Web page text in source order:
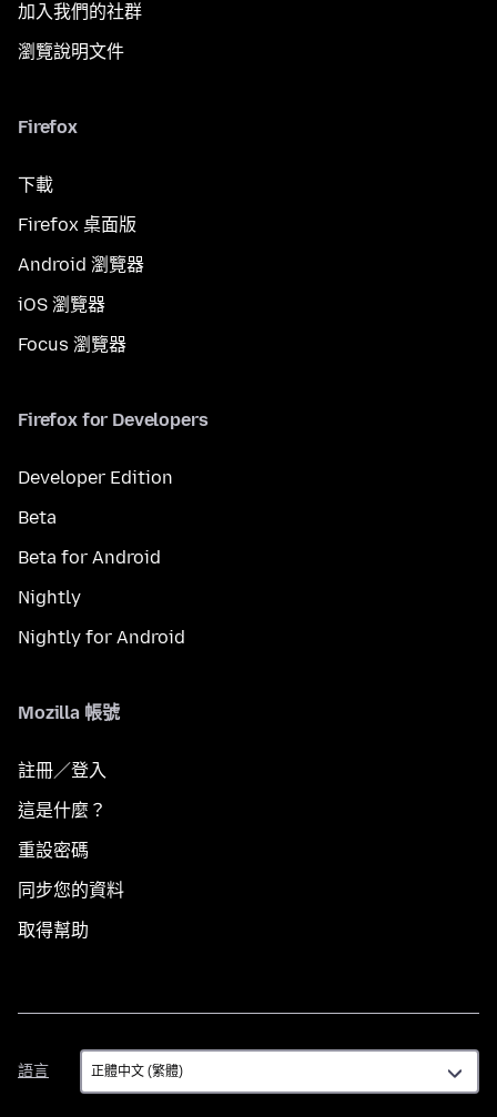
加入我們的社群
瀏覽說明文件
Firefox
下載
Firefox 桌面版
Android 瀏覽器
iOS 瀏覽器
Focus 瀏覽器
Firefox for Developers
Developer Edition
Beta
Beta for Android
Nightly
Nightly for Android
Mozilla 帳號
註冊／登入
這是什麼？
重設密碼
同步您的資料
取得幫助
語言
語
言